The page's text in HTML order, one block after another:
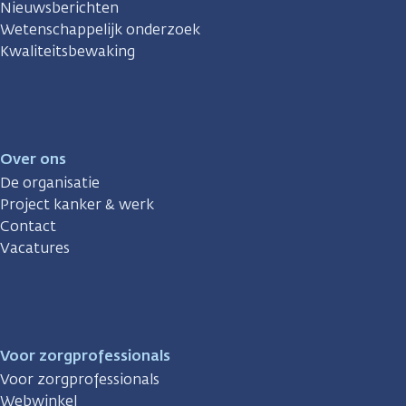
Nieuwsberichten
Wetenschappelijk onderzoek
Kwaliteitsbewaking
Over ons
De organisatie
Project kanker & werk
Contact
Vacatures
Voor zorgprofessionals
Voor zorgprofessionals
Webwinkel